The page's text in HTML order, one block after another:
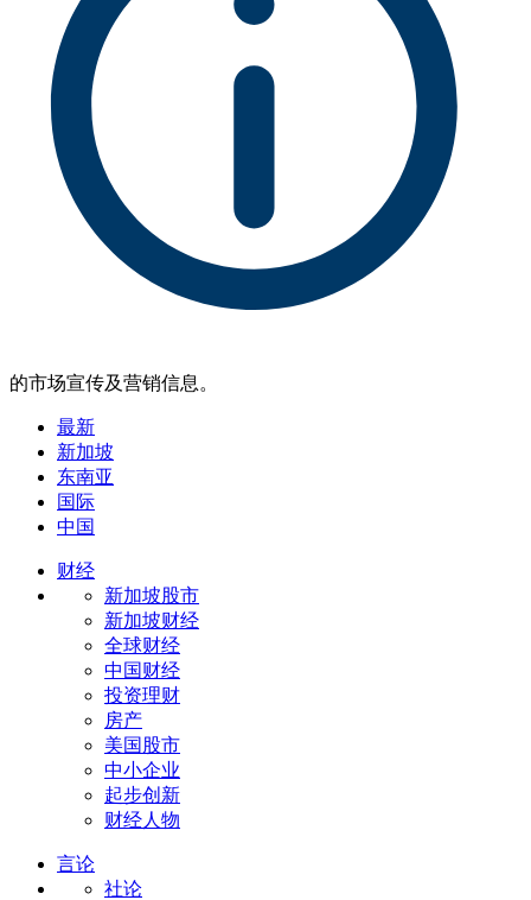
的市场宣传及营销信息。
最新
新加坡
东南亚
国际
中国
财经
新加坡股市
新加坡财经
全球财经
中国财经
投资理财
房产
美国股市
中小企业
起步创新
财经人物
言论
社论